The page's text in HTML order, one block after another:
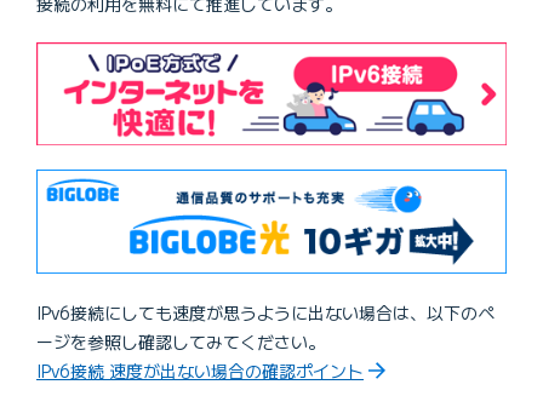
IPv6接続にしても速度が思うように出ない場合は、以下のペ
ージを参照し確認してみてください。
IPv6接続 速度が出ない場合の確認ポイント